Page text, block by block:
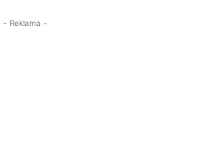
- Reklama -